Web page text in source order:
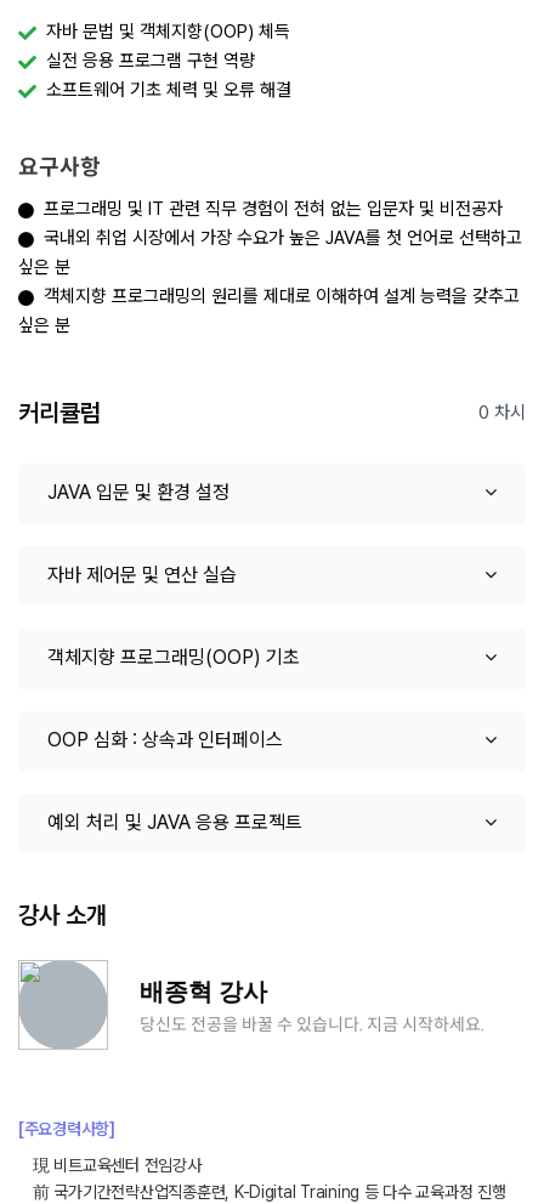
자바 문법 및 객체지향(OOP) 체득
실전 응용 프로그램 구현 역량
소프트웨어 기초 체력 및 오류 해결
요구사항
프로그래밍 및 IT 관련 직무 경험이 전혀 없는 입문자 및 비전공자
국내외 취업 시장에서 가장 수요가 높은 JAVA를 첫 언어로 선택하고
싶은 분
객체지향 프로그래밍의 원리를 제대로 이해하여 설계 능력을 갖추고
싶은 분
커리큘럼 0 차시
JAVA 입문 및 환경 설정
자바 제어문 및 연산 실습
객체지향 프로그래밍(OOP) 기초
OOP 심화 : 상속과 인터페이스
예외 처리 및 JAVA 응용 프로젝트
강사 소개
배종혁 강사
당신도 전공을 바꿀 수 있습니다. 지금 시작하세요.
[주요경력사항]
現 비트교육센터 전임강사
前 국가기간전략산업직종훈련, K-Digital Training 등 다수 교육과정 진행